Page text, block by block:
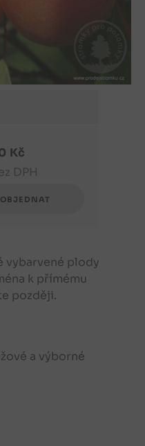
Kč
DPH
OBJEDNAT
vybarvené plody
k přímému
později.
a výborné